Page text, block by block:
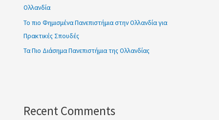
Ολλανδία
Το πιο Φημισμένα Πανεπιστήμια στην Ολλανδία για
Πρακτικές Σπουδές
Τα Πιο Διάσημα Πανεπιστήμια της Ολλανδίας
Recent Comments